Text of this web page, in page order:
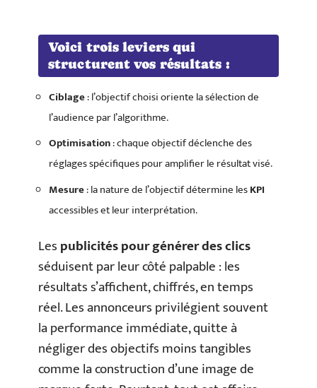
Voici trois leviers qui
structurent vos résultats :
Ciblage: l’objectif choisi oriente la sélection de
l’audience par l’algorithme.
Optimisation: chaque objectif déclenche des
réglages spécifiques pour amplifier le résultat visé.
Mesure: la nature de l’objectif détermine lesKPI
accessibles et leur interprétation.
Lespublicités pour générer des clics
séduisent par leur côté palpable : les
résultats s’affichent, chiffrés, en temps
réel. Les annonceurs privilégient souvent
la performance immédiate, quitte à
négliger des objectifs moins tangibles
comme la construction d’une image de